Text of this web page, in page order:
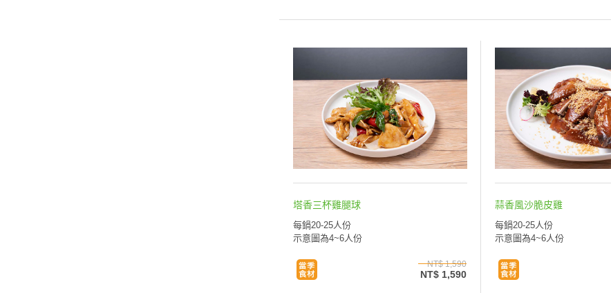
塔香三杯雞腿球
每鍋20-25人份
示意圖為4~6人份
NT$ 1,590
NT$ 1,590
蒜香風沙脆皮雞
每鍋20-25人份
示意圖為4~6人份